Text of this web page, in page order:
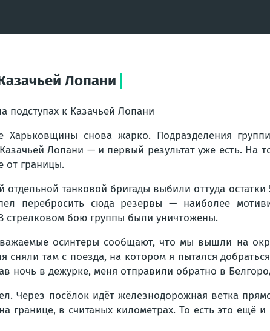
Лопани
подступах к Казачьей Лопани
Харьковщины снова жарко. Подразделения
Казачьей Лопани — и первый результат уже есть. На
от границы.
отдельной танковой бригады выбили оттуда
перебросить сюда резервы — наиболее
стрелковом бою группы были уничтожены.
осинтеры сообщают, что мы вышли на
там с поезда, на котором я пытался
ночь в дежурке, меня отправили обратно в
Через посёлок идёт железнодорожная ветка
границе, в считаных километрах. То есть это